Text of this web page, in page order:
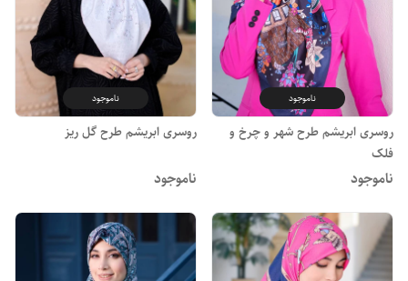
ناموجود
روسری ابریشم طرح شهر و چرخ و
فلک
ناموجود
ناموجود
روسری ابریشم طرح گل ریز
ناموجود